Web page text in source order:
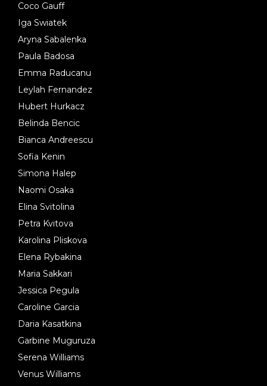
Coco Gauff
Iga Swiatek
Aryna Sabalenka
Paula Badosa
Emma Raducanu
Leylah Fernandez
Hubert Hurkacz
Belinda Bencic
Bianca Andreescu
Sofia Kenin
Simona Halep
Naomi Osaka
Elina Svitolina
Petra Kvitova
Karolina Pliskova
Elena Rybakina
Maria Sakkari
Jessica Pegula
Caroline Garcia
Daria Kasatkina
Garbine Muguruza
Serena Williams
Venus Williams